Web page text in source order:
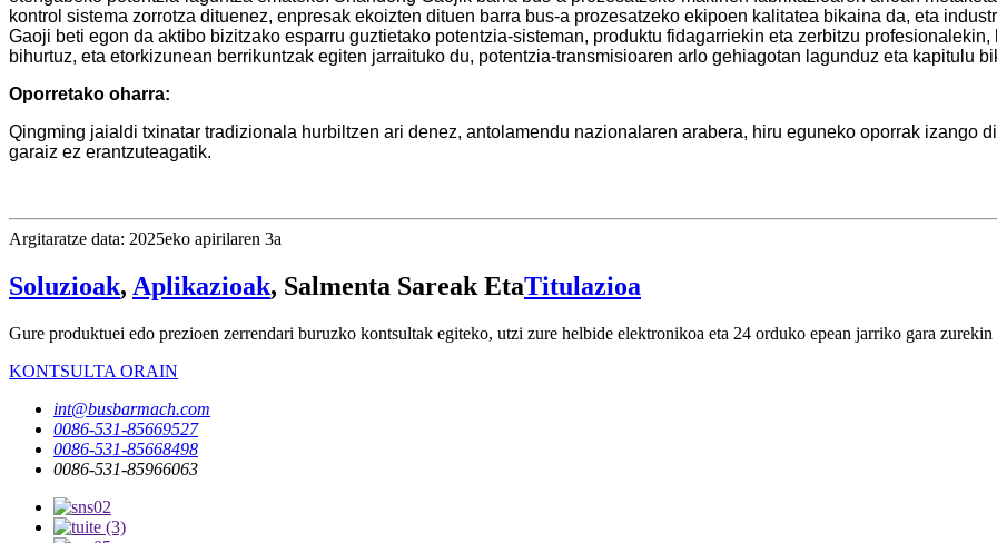
kontrol sistema zorrotza dituenez, enpresak ekoizten dituen barra bus-a prozesatzeko ekipoen kalitatea bikaina da, eta
Gaoji beti egon da aktibo bizitzako esparru guztietako potentzia-sisteman, produktu fidagarriekin eta zerbitzu
bihurtuz, eta etorkizunean berrikuntzak egiten jarraituko du, potentzia-transmisioaren arlo gehiagotan lagunduz eta kapitulu
Oporretako oharra:
Qingming jaialdi txinatar tradizionala hurbiltzen ari denez, antolamendu nazionalaren arabera, hiru eguneko oporrak izango
garaiz ez erantzuteagatik.
Argitaratze data: 2025eko apirilaren 3a
Soluzioak, Aplikazioak, Salmenta Sareak EtaTitulazioa
Gure produktuei edo prezioen zerrendari buruzko kontsultak egiteko, utzi zure helbide elektronikoa eta 24 orduko epean jarriko gara zurekin
KONTSULTA ORAIN
int@busbarmach.com
0086-531-85669527
0086-531-85668498
0086-531-85966063